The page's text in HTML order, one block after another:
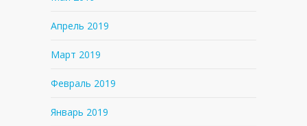
Апрель 2019
Март 2019
Февраль 2019
Январь 2019